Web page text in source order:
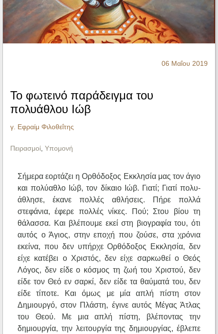
Ηχητικά
06 Μαΐου 2019
Το φωτεινό παράδειγμα του
πολυάθλου Ιώβ
γ. Εφραίμ Φιλοθεΐτης
Πειρασμοί, Υπομονή
Σήμερα εορτάζει η Ορθόδοξος Εκκλησία μας τον άγιο
και πολύαθλο Ιώβ, τον δίκαιο Ιώβ. Γιατί; Γιατί πολυ-
άθλησε, έκανε πολλές αθλήσεις. Πήρε πολλά
στεφάνια, έφερε πολλές νίκες. Πού; Στου βίου τη
θάλασσα. Και βλέπουμε εκεί στη βιογραφία του, ότι
αυτός ο Άγιος, στην εποχή που ζούσε, στα χρόνια
εκείνα, που δεν υπήρχε Ορθόδοξος Εκκλησία, δεν
είχε κατέβει ο Χριστός, δεν είχε σαρκωθεί ο Θεός
Λόγος, δεν είδε ο κόσμος τη ζωή του Χριστού, δεν
είδε τον Θεό εν σαρκί, δεν είδε τα θαύματά του, δεν
είδε τίποτε. Και όμως με μία απλή πίστη στον
Δημιουργό, στον Πλάστη, έγινε αυτός Μέγας Άτλας
του Θεού. Με μια απλή πίστη, βλέποντας την
δημιουργία, την λειτουργία της δημιουργίας, έβλεπε